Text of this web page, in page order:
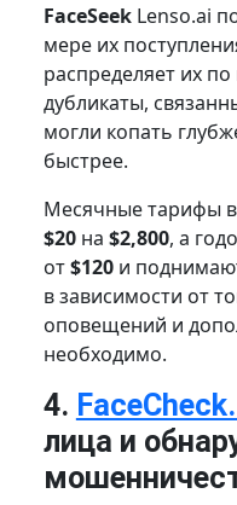
FaceSeek Lenso.ai
мере их
распределяет их
дубликаты,
могли копать
быстрее.
Месячные тарифы
$20 на $2,800, а
от$120и
в зависимости от
оповещений и
необходимо.
4.
лица и